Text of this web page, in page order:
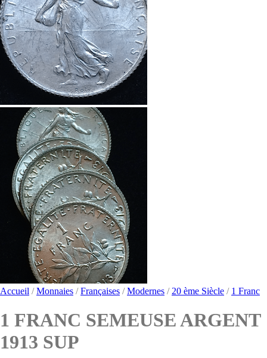
Accueil / Monnaies / Françaises / Modernes / 20 ème Siècle / 1 Franc
1 FRANC SEMEUSE ARGENT
1913 SUP